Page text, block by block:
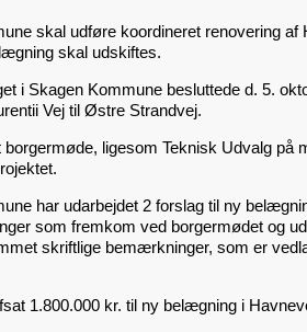
skal udføre koordineret renovering af
skal udskiftes.
i Skagen Kommune besluttede d. 5.
Vej til Østre Strandvej.
ligesom Teknisk Udvalg på
har udarbejdet 2 forslag til ny
som fremkom ved borgermødet og
skriftlige bemærkninger, som er
1.800.000 kr. til ny belægning i